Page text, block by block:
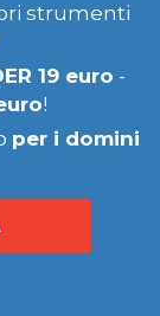
strumenti
19 euro -
!
per i domini